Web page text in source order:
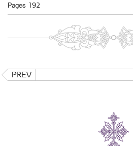
Pages 192
PREV